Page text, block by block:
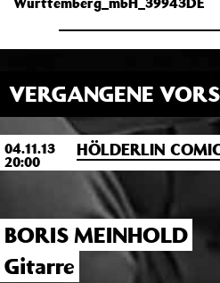
VERGANGENE
04.11.13
20:00
HÖLDERLIN
BORIS MEINHOLD
Gitarre